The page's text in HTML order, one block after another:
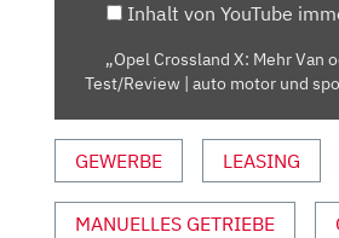
TEST/REVIEW
AUTO
MOTOR
SPORT“
Inhalt von YouTube
„Opel Crossland X: Mehr Van
Test/Review | auto motor und
GEWERBE LEASING
MANUELLES GETRIEBE